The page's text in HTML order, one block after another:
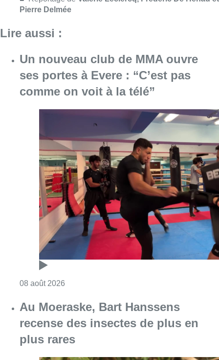
08 août 2026Consulter l'article "Un nouveau club de
Au Moeraske, Bart Hanssens
recense des insectes de plus en
plus rares